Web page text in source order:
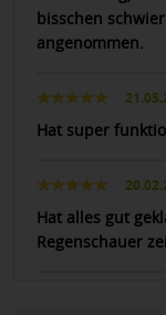
bisschen
angenommen.
Hat super
Hat alles gut
Regenschauer